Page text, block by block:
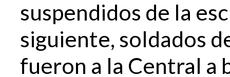
suspendidos de la
siguiente, soldados
fueron a la Central a